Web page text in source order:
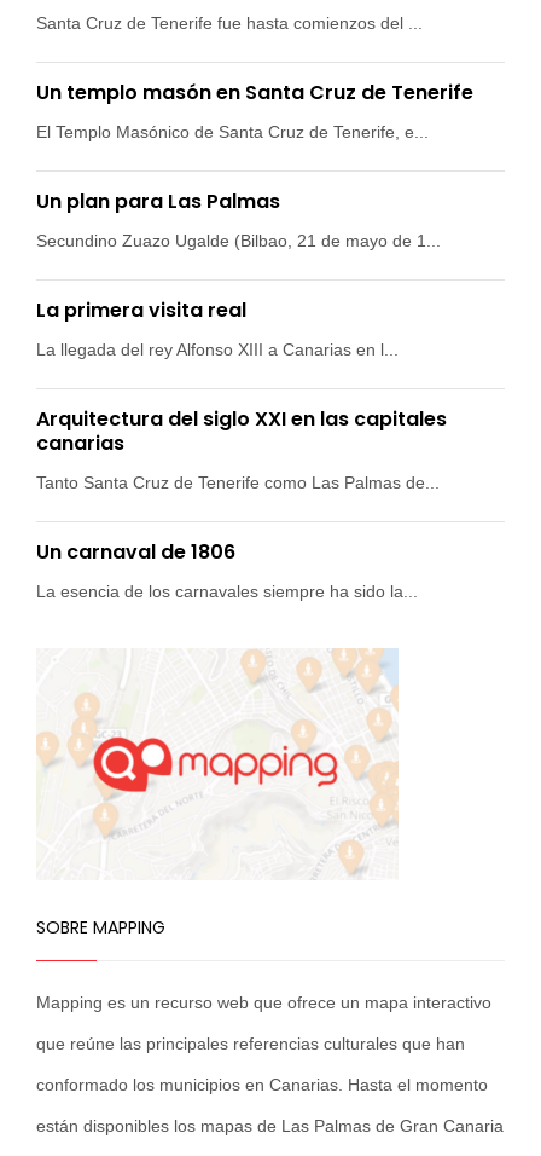
Santa Cruz de Tenerife fue hasta comienzos del ...
Un templo masón en Santa Cruz de Tenerife
El Templo Masónico de Santa Cruz de Tenerife, e...
Un plan para Las Palmas
Secundino Zuazo Ugalde (Bilbao, 21 de mayo de 1...
La primera visita real
La llegada del rey Alfonso XIII a Canarias en l...
Arquitectura del siglo XXI en las capitales
canarias
Tanto Santa Cruz de Tenerife como Las Palmas de...
Un carnaval de 1806
La esencia de los carnavales siempre ha sido la...
SOBRE MAPPING
Mapping es un recurso web que ofrece un mapa interactivo
que reúne las principales referencias culturales que han
conformado los municipios en Canarias. Hasta el momento
están disponibles los mapas de Las Palmas de Gran Canaria